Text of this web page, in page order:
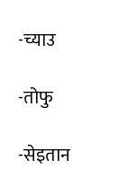
-च्याउ
-तोफु
-सेइतान